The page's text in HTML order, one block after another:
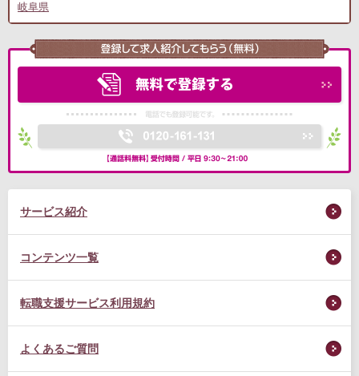
岐阜県
サービス紹介
コンテンツ一覧
転職支援サービス利用規約
よくあるご質問